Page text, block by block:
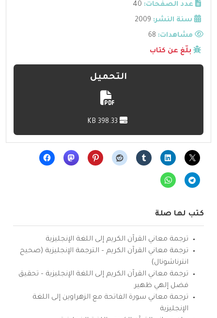
عدد الصفحات: 40
سنة النشر: 2009
مشاهدات:
بلّغ عن كتاب
التحميل
كتب لها صلة
ترجمة معاني القرآن الكريم إلى اللغة الإنجليزية
ترجمة معاني القرآن الكريم – الترجمة الإنجليزية (صحيح
انترناشونال)
ترجمة معاني القرآن الكريم إلى اللغة الإنجليزية – تحقيق
فضل إلهي ظهير
ترجمة معاني سورة الفاتحة مع الزهراوين إلى اللغة
الإنجليزية